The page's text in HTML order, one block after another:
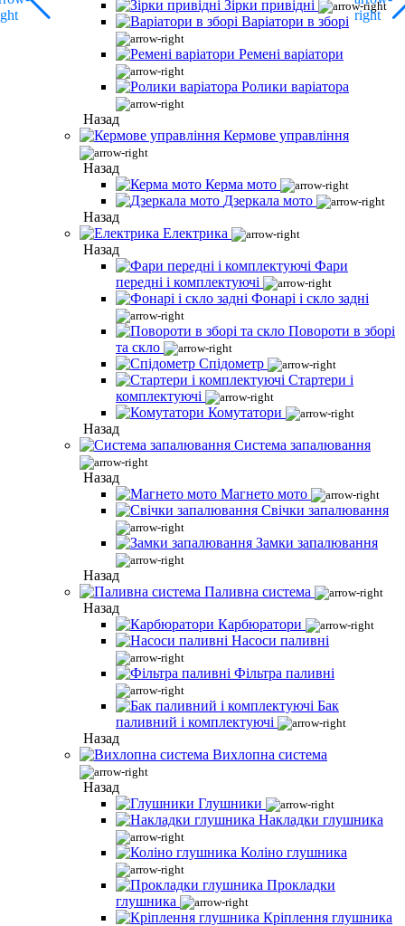
Зірки привідні
Варіатори в зборі
Ремені варіатори
Ролики варіатора
Назад
Кермове управління
Назад
Керма мото
Дзеркала мото
Назад
Електрика
Назад
Фари
передні і комплектуючі
Фонарі і скло задні
Повороти в зборі
та скло
Спідометр
Стартери і
комплектуючі
Комутатори
Назад
Система запалювання
Назад
Магнето мото
Свічки запалювання
Замки запалювання
Назад
Паливна система
Назад
Карбюратори
Насоси паливні
Фільтра паливні
Бак
паливний і комплектуючі
Назад
Вихлопна система
Назад
Глушники
Накладки глушника
Коліно глушника
Прокладки
глушника
Кріплення глушника